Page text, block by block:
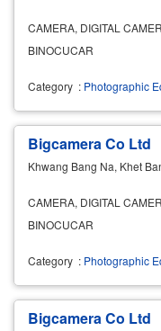
CAMERA, DIGITAL
BINOCUCAR
Category : Photographic
Bigcamera Co Ltd
Khwang Bang Na, Khet
CAMERA, DIGITAL
BINOCUCAR
Category : Photographic
Bigcamera Co Ltd